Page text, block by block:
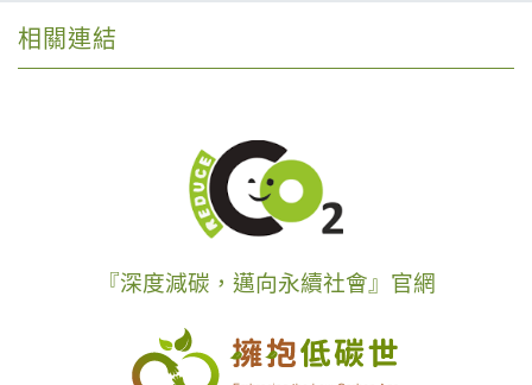
相關連結
『深度減碳，邁向永續社會』官網